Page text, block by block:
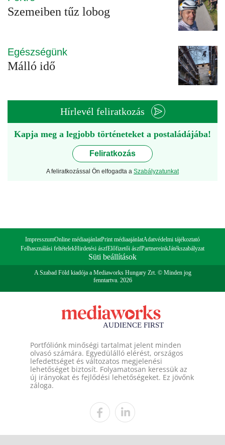
Szemeiben tűz lobog
Egészségünk
Málló idő
Hírlevél feliratkozás
Kapja meg a legjobb történeteket a postaládájába!
Feliratkozás
A feliratkozással Ön elfogadta a Szabályzatunkat
ImpresszumOnline médiaajánlatPrint médiaajánlatAdatvédelmi tájékoztató
Felhasználási feltételekHirdetési ászfElőfizetői ászfPartnereinkJátékszabályzat
Süti beállítások
A Szabad Föld kiadója a Mediaworks Hungary Zrt. © Minden jog
fenntartva. 2026
Portfóliónk minőségi tartalmat jelent minden
olvasó számára. Egyedülálló elérést, országos
lefedettséget és változatos megjelenési
lehetőséget biztosít. Folyamatosan keressük az
új irányokat és fejlődési lehetőségeket. Ez jövőnk
záloga.